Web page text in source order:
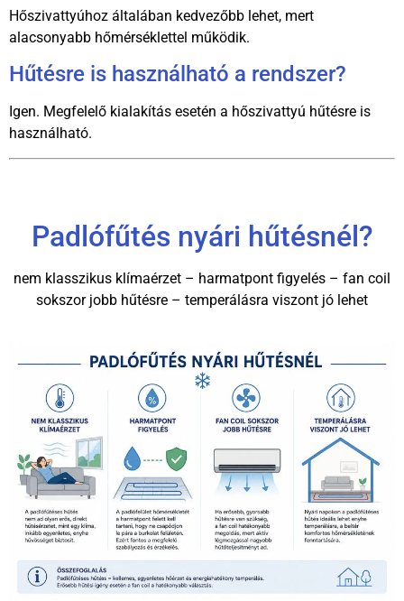
Hőszivattyúhoz általában kedvezőbb lehet, mert
alacsonyabb hőmérséklettel működik.
Hűtésre is használható a rendszer?
Igen. Megfelelő kialakítás esetén a hőszivattyú hűtésre is
használható.
Padlófűtés nyári hűtésnél?
nem klasszikus klímaérzet – harmatpont figyelés – fan coil
sokszor jobb hűtésre – temperálásra viszont jó lehet